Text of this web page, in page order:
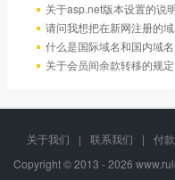
关于asp.net版本设置的说
请问我想把在新网注册的
什么是国际域名和国内域
关于会员间余款转移的规定
关于我们 | 联系我们 |
付
Copyright © 2013 - 2026